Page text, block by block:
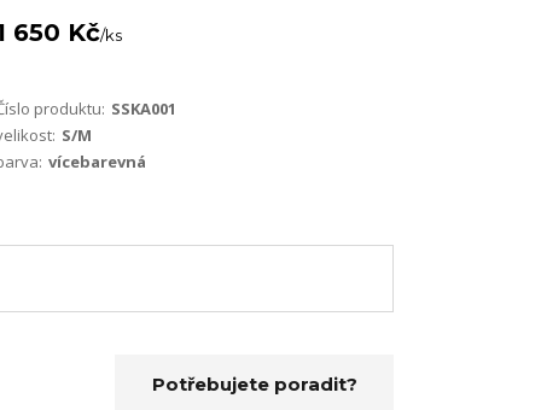
650 Kč/ks
produktu: SSKA001
S/M
vícebarevná
Potřebujete poradit?